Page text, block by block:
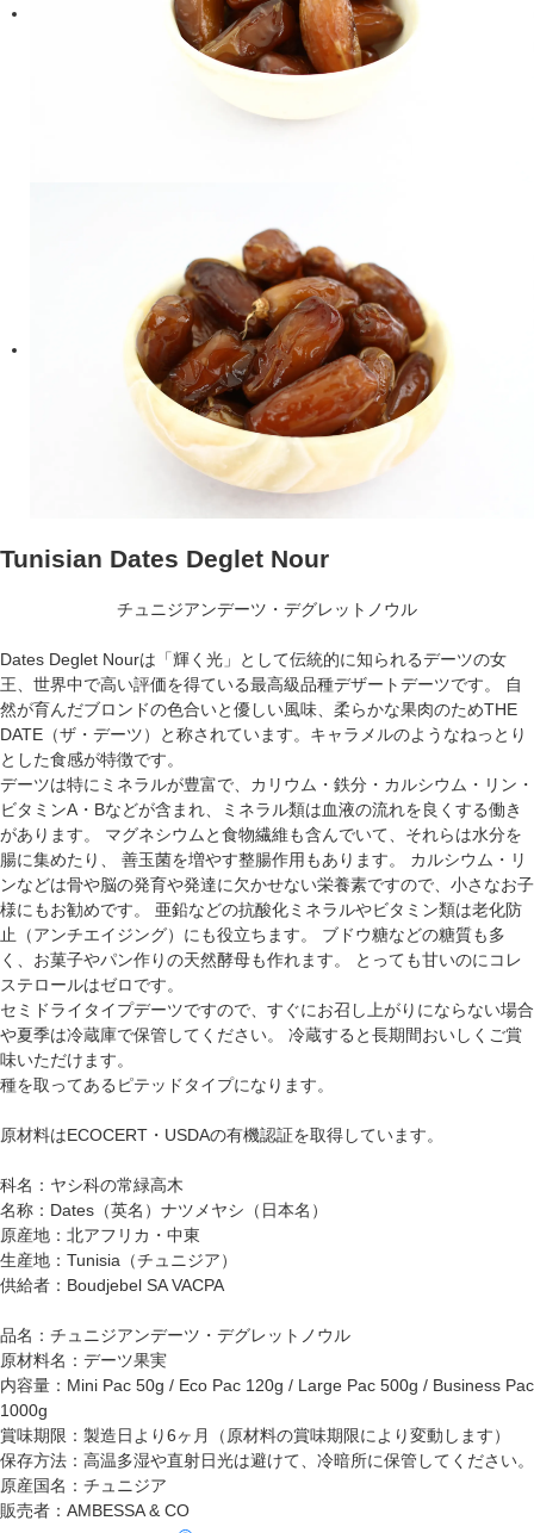
Tunisian Dates Deglet Nour
チュニジアンデーツ・デグレットノウル
Dates Deglet Nourは「輝く光」として伝統的に知られるデーツの女
王、世界中で高い評価を得ている最高級品種デザートデーツです。 自
然が育んだブロンドの色合いと優しい風味、柔らかな果肉のためTHE
DATE（ザ・デーツ）と称されています。キャラメルのようなねっとり
とした食感が特徴です。
デーツは特にミネラルが豊富で、カリウム・鉄分・カルシウム・リン・
ビタミンA・Bなどが含まれ、ミネラル類は血液の流れを良くする働き
があります。 マグネシウムと食物繊維も含んでいて、それらは水分を
腸に集めたり、 善玉菌を増やす整腸作用もあります。 カルシウム・リ
ンなどは骨や脳の発育や発達に欠かせない栄養素ですので、小さなお子
様にもお勧めです。 亜鉛などの抗酸化ミネラルやビタミン類は老化防
止（アンチエイジング）にも役立ちます。 ブドウ糖などの糖質も多
く、お菓子やパン作りの天然酵母も作れます。 とっても甘いのにコレ
ステロールはゼロです。
セミドライタイプデーツですので、すぐにお召し上がりにならない場合
や夏季は冷蔵庫で保管してください。 冷蔵すると長期間おいしくご賞
味いただけます。
種を取ってあるピテッドタイプになります。
原材料はECOCERT・USDAの有機認証を取得しています。
科名：ヤシ科の常緑高木
名称：Dates（英名）ナツメヤシ（日本名）
原産地：北アフリカ・中東
生産地：Tunisia（チュニジア）
供給者：Boudjebel SA VACPA
品名：チュニジアンデーツ・デグレットノウル
原材料名：デーツ果実
内容量：Mini Pac 50g / Eco Pac 120g / Large Pac 500g / Business Pac
1000g
賞味期限：製造日より6ヶ月（原材料の賞味期限により変動します）
保存方法：高温多湿や直射日光は避けて、冷暗所に保管してください。
原産国名：チュニジア
販売者：AMBESSA & CO